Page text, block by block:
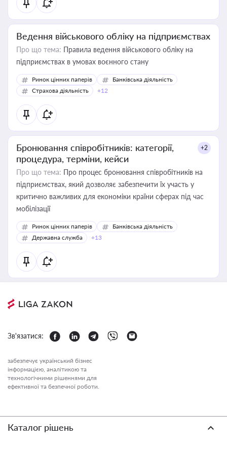
Ведення військового обліку на підприємствах
Про що тема: Правила ведення військового обліку на
підприємствах в умовах воєнного стану
Ринок цінних паперів
Банківська діяльність
Страхова діяльність
+12
Бронювання співробітників: категорії,
процедура, терміни, кейси
+2
Про що тема: Про процес бронювання співробітників на
підприємствах, який дозволяє забезпечити їх участь у
критично важливих для економіки країни сферах під час
мобілізації
Ринок цінних паперів
Банківська діяльність
Державна служба
+13
Зв'язатися:
забезпечує український бізнес
інформацією, аналітикою та
технологічними рішеннями для
ефективної та безпечної роботи.
Каталог рішень